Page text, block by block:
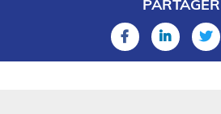
PARTAGER